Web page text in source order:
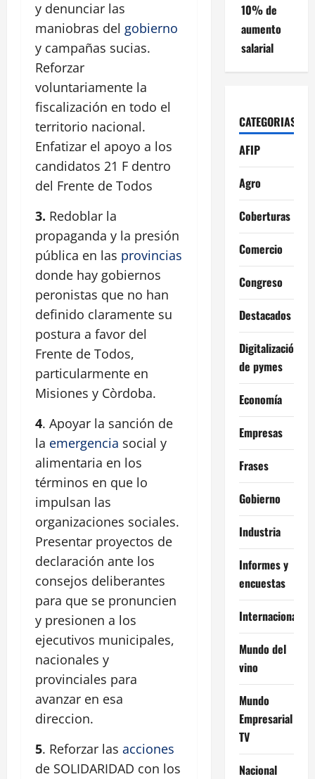
y denunciar las
maniobras del gobierno
y campañas sucias.
Reforzar
voluntariamente la
fiscalización en todo el
territorio nacional.
Enfatizar el apoyo a los
candidatos 21 F dentro
del Frente de Todos
3. Redoblar la
propaganda y la presión
pública en las provincias
donde hay gobiernos
peronistas que no han
definido claramente su
postura a favor del
Frente de Todos,
particularmente en
Misiones y Còrdoba.
4. Apoyar la sanción de
la emergencia social y
alimentaria en los
términos en que lo
impulsan las
organizaciones sociales.
Presentar proyectos de
declaración ante los
consejos deliberantes
para que se pronuncien
y presionen a los
ejecutivos municipales,
nacionales y
provinciales para
avanzar en esa
direccion.
5. Reforzar las acciones
de SOLIDARIDAD con los
10% de
aumento
salarial
CATEGORIAS
AFIP
Agro
Coberturas
Comercio
Congreso
Destacados
Digitalización
de pymes
Economía
Empresas
Frases
Gobierno
Industria
Informes y
encuestas
Internacional
Mundo del
vino
Mundo
Empresarial
TV
Nacional